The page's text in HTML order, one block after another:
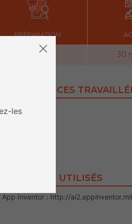
PRÉPARATION
1 heure 30
COMPÉTENCES
• Boucles
CONTENUS UTILISÉS
App Inventor : http://
les